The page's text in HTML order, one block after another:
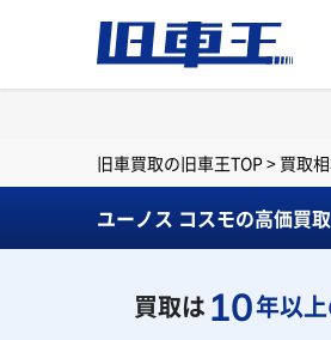
旧車買取の旧車王TOP > 買取
ユーノス コスモの高価買
買取は10年以